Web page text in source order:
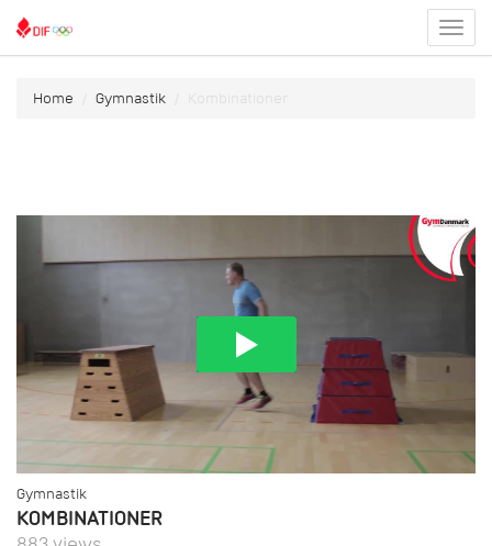
menu
Home Gymnastik Kombinationer
Gymnastik
KOMBINATIONER